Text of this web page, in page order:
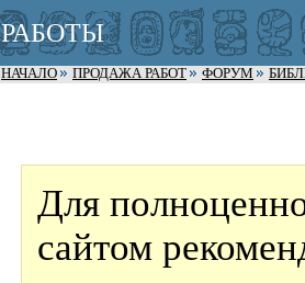
РАБОТЫ
НАЧАЛО ПРОДАЖА РАБОТ ФОРУМ
Для
сайтом